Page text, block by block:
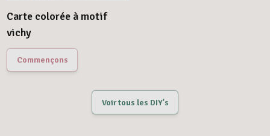
Carte colorée à motif
vichy
Commençons
Voir tous les DIY's